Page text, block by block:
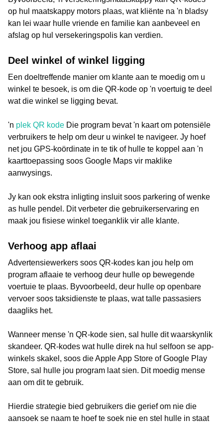
op hul maatskappy motors plaas, wat kliënte na 'n bladsy
kan lei waar hulle vriende en familie kan aanbeveel en
afslag op hul versekeringspolis kan verdien.
Deel winkel of winkel ligging
Een doeltreffende manier om klante aan te moedig om u
winkel te besoek, is om die QR-kode op 'n voertuig te deel
wat die winkel se ligging bevat.
'n plek QR kode Die program bevat 'n kaart om potensiële
verbruikers te help om deur u winkel te navigeer. Jy hoef
net jou GPS-koördinate in te tik of hulle te koppel aan 'n
kaarttoepassing soos Google Maps vir maklike
aanwysings.
Jy kan ook ekstra inligting insluit soos parkering of wenke
as hulle pendel. Dit verbeter die gebruikerservaring en
maak jou fisiese winkel toeganklik vir alle klante.
Verhoog app aflaai
Advertensiewerkers soos QR-kodes kan jou help om
program aflaaie te verhoog deur hulle op bewegende
voertuie te plaas. Byvoorbeeld, deur hulle op openbare
vervoer soos taksidienste te plaas, wat talle passasiers
daagliks het.
Wanneer mense 'n QR-kode sien, sal hulle dit waarskynlik
skandeer. QR-kodes wat hulle direk na hul selfoon se app-
winkels skakel, soos die Apple App Store of Google Play
Store, sal hulle jou program laat sien. Dit moedig mense
aan om dit te gebruik.
Hierdie strategie bied gebruikers die gerief om nie die
aansoek se naam te hoef te soek nie en stel hulle in staat